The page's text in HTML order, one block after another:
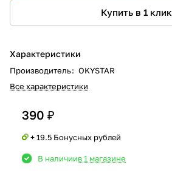
Купить в 1 клик
Характеристики
Производитель: OKYSTAR
Все характеристики
390 ₽
+ 19.5 Бонусных рублей
В наличиив 1 магазине